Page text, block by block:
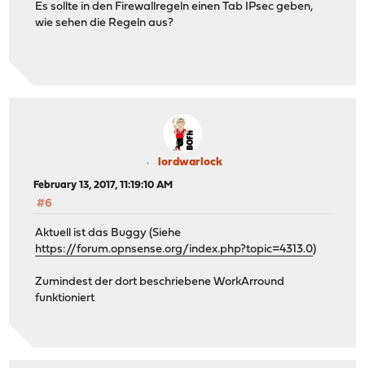
Es sollte in den Firewallregeln einen Tab IPsec geben,
wie sehen die Regeln aus?
lordwarlock
February 13, 2017, 11:19:10 AM
#6
Aktuell ist das Buggy (Siehe
https://forum.opnsense.org/index.php?topic=4313.0)
Zumindest der dort beschriebene WorkArround
funktioniert